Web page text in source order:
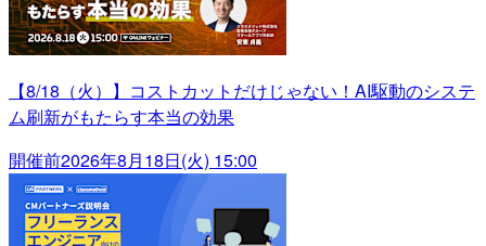
【8/18（火）】コストカットだけじゃない！AI駆動のシステ
ム刷新がもたらす本当の効果
開催前2026年8月18日(火) 15:00